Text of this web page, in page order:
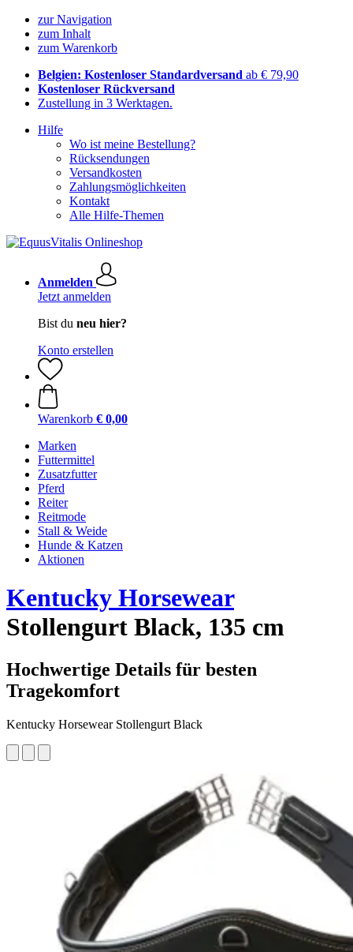
zur Navigation
zum Inhalt
zum Warenkorb
Belgien: Kostenloser Standardversand ab € 79,90
Kostenloser Rückversand
Zustellung in 3 Werktagen.
Hilfe
Wo ist meine Bestellung?
Rücksendungen
Versandkosten
Zahlungsmöglichkeiten
Kontakt
Alle Hilfe-Themen
Anmelden
Jetzt anmelden
Bist du neu hier?
Konto erstellen
Warenkorb € 0,00
Marken
Futtermittel
Zusatzfutter
Pferd
Reiter
Reitmode
Stall & Weide
Hunde & Katzen
Aktionen
Kentucky Horsewear
Stollengurt Black, 135 cm
Hochwertige Details für besten
Tragekomfort
Kentucky Horsewear Stollengurt Black